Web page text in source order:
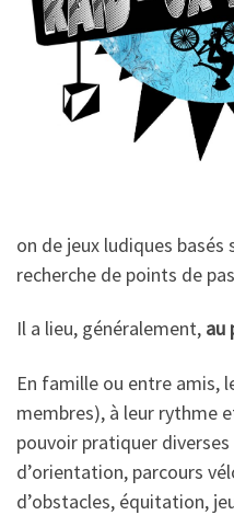
on de jeux ludiques
recherche de points de
Il a lieu, généralement, au
En famille ou entre amis,
membres), à leur rythme
pouvoir pratiquer
d’orientation, parcours
d’obstacles, équitation,